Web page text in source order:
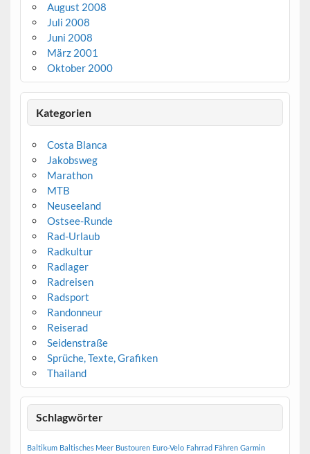
August 2008
Juli 2008
Juni 2008
März 2001
Oktober 2000
Kategorien
Costa Blanca
Jakobsweg
Marathon
MTB
Neuseeland
Ostsee-Runde
Rad-Urlaub
Radkultur
Radlager
Radreisen
Radsport
Randonneur
Reiserad
Seidenstraße
Sprüche, Texte, Grafiken
Thailand
Schlagwörter
Baltikum Baltisches Meer Bustouren Euro-Velo Fahrrad Fähren Garmin